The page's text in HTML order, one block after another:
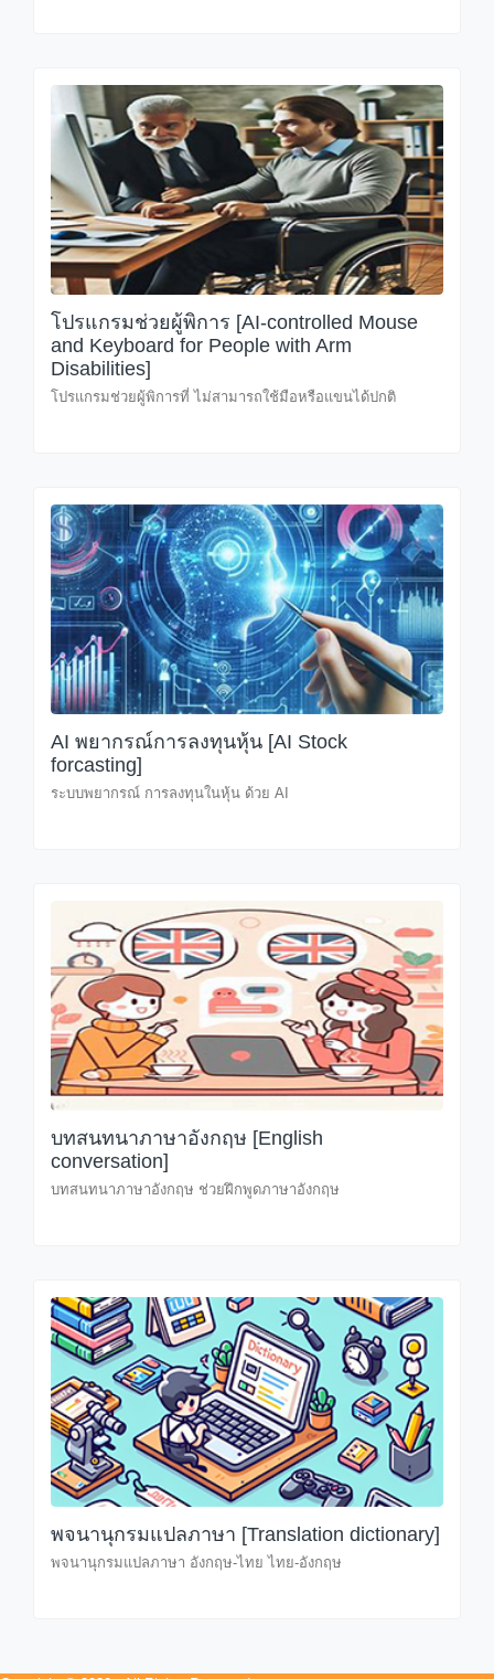
โปรแกรมช่วยผู้พิการ [AI-controlled Mouse
and Keyboard for People with Arm
Disabilities]
โปรแกรมช่วยผู้พิการที่ ไม่สามารถใช้มือหรือแขนได้ปกติ
AI พยากรณ์การลงทุนหุ้น [AI Stock
forcasting]
ระบบพยากรณ์ การลงทุนในหุ้น ด้วย AI
บทสนทนาภาษาอังกฤษ [English
conversation]
บทสนทนาภาษาอังกฤษ ช่วยฝึกพูดภาษาอังกฤษ
พจนานุกรมแปลภาษา [Translation dictionary]
พจนานุกรมแปลภาษา อังกฤษ-ไทย ไทย-อังกฤษ